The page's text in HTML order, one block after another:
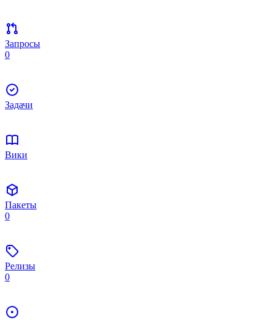
Запросы
0
Задачи
Вики
Пакеты
0
Релизы
0